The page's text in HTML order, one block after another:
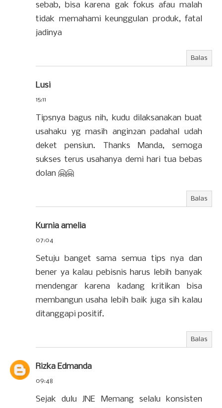
sebab, bisa karena gak fokus afau malah
tidak memahami keunggulan produk, fatal
jadinya
Balas
Lusi
15:11
Tipsnya bagus nih, kudu dilaksanakan buat
usahaku yg masih angin2an padahal udah
deket pensiun. Thanks Manda, semoga
sukses terus usahanya demi hari tua bebas
dolan 🤗🤗
Balas
Kurnia amelia
07:04
Setuju banget sama semua tips nya dan
bener ya kalau pebisnis harus lebih banyak
mendengar karena kadang kritikan bisa
membangun usaha lebih baik juga sih kalau
ditanggapi positif.
Balas
Rizka Edmanda
09:48
Sejak dulu JNE Memang selalu konsisten